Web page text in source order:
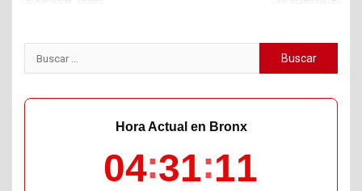
Buscar:
Hora Actual en Bronx
04 31 13